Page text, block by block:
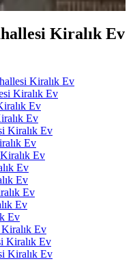
Kiralık Ev
Kiralık Ev
Kiralık Ev
Ev
Ev
Kiralık Ev
Ev
Ev
Ev
Ev
Ev
Ev
Ev
Ev
Kiralık Ev
Kiralık Ev